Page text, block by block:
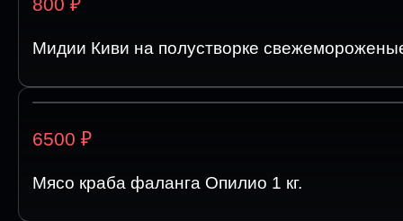
Мидии Киви на полустворке
6500 ₽
Мясо краба фаланга Опилио 1 кг.